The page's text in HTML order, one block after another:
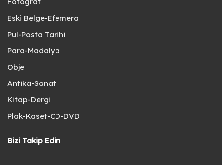
Fotoğraf
Eski Belge-Efemera
Pul-Posta Tarihi
Para-Madalya
Obje
Antika-Sanat
Kitap-Dergi
Plak-Kaset-CD-DVD
Bizi Takip Edin